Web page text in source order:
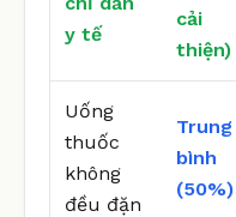
y tế
cải
thiện)
Uống
thuốc
không
đều đặn
Trung
bình
(50%)